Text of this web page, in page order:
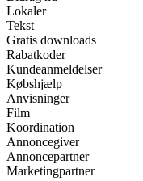
Lokaler
Tekst
Gratis downloads
Rabatkoder
Kundeanmeldelser
Købshjælp
Anvisninger
Film
Koordination
Annoncegiver
Annoncepartner
Marketingpartner